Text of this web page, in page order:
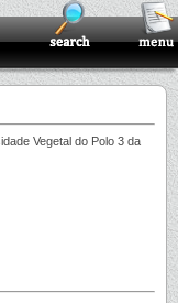
Vegetal do Polo 3 da